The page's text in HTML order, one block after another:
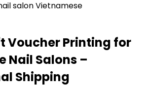
Voucher Printing for
Nail Salons –
Shipping